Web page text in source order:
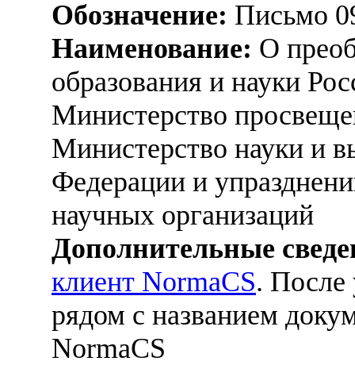
Обозначение: Письмо
Наименование: О
образования и науки
Министерство
Министерство науки и
Федерации и
научных организаций
Дополнительные
клиент NormaCS. После
рядом с названием
NormaCS